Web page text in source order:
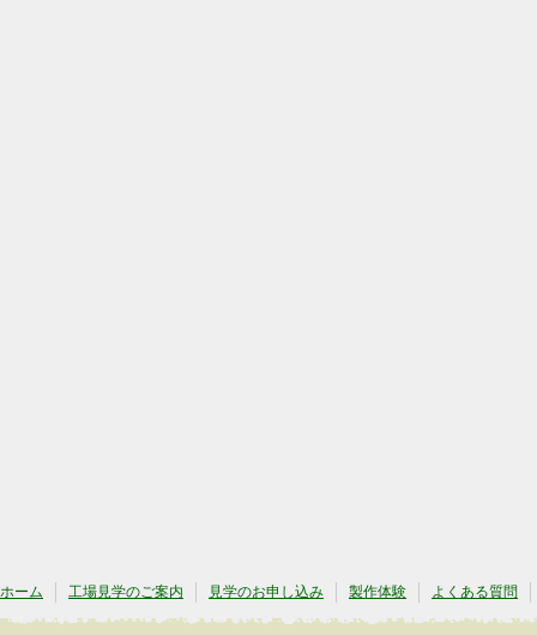
ホーム 工場見学のご案内 見学のお申し込み 製作体験 よくある質問